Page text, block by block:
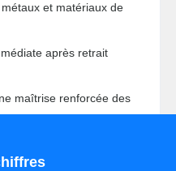
et matériaux de
après retrait
maîtrise renforcée des